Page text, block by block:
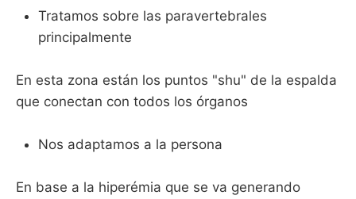
Tratamos sobre las paravertebrales
principalmente
En esta zona están los puntos "shu" de la espalda
que conectan con todos los órganos
Nos adaptamos a la persona
En base a la hiperémia que se va generando